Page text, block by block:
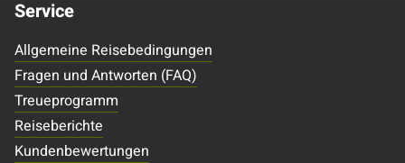
Service
Allgemeine Reisebedingungen
Fragen und Antworten (FAQ)
Treueprogramm
Reiseberichte
Kundenbewertungen